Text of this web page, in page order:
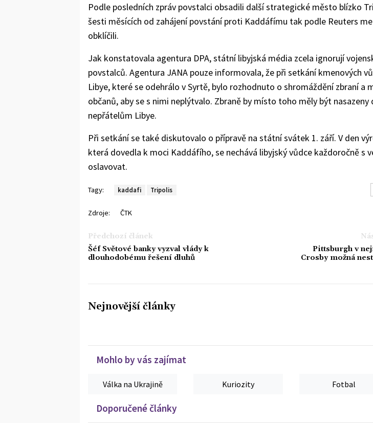
Podle posledních zpráv povstalci obsadili další strategické město blízko
šesti měsících od zahájení povstání proti Kaddáfímu tak podle Reuters
obklíčili.
Jak konstatovala agentura DPA, státní libyjská média zcela ignorují
povstalců. Agentura JANA pouze informovala, že při setkání kmenových
Libye, které se odehrálo v Syrtě, bylo rozhodnuto o shromáždění zbraní a
občanů, aby se s nimi neplýtvalo. Zbraně by místo toho měly být
nepřátelům Libye.
Při setkání se také diskutovalo o přípravě na státní svátek 1. září. V den
která dovedla k moci Kaddáfího, se nechává libyjský vůdce každoročně s
oslavovat.
Tagy: kaddafi Tripolis
Zdroje: ČTK
Předchozí článek
Šéf Světové banky vyzval vlády k
dlouhodobému řešení dluhů
Pittsburgh v
Crosby možná
Nejnovější články
Mohlo by vás zajímat
Válka na Ukrajině Kuriozity Fotbal
Doporučené články